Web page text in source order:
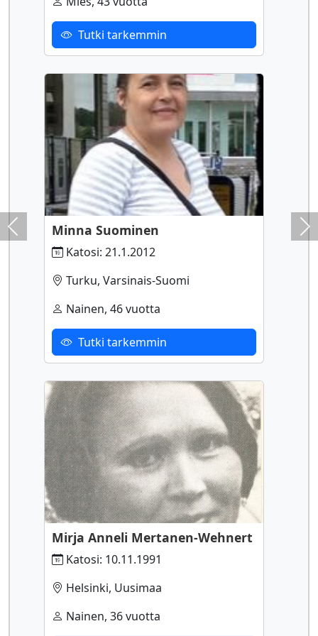
Tutki tarkemmin
Minna Suominen
Katosi: 21.1.2012
Turku, Varsinais-Suomi
Nainen, 46 vuotta
Tutki tarkemmin
Mirja Anneli Mertanen-Wehnert
Katosi: 10.11.1991
Helsinki, Uusimaa
Nainen, 36 vuotta
Previous